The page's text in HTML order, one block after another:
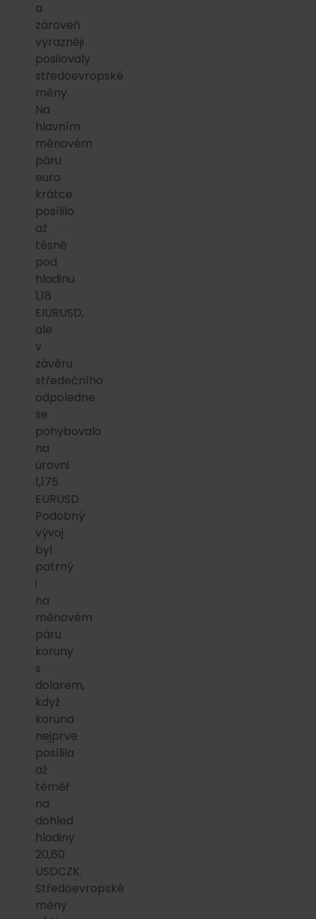
a
zároveň
výrazněji
posilovaly
středoevropské
měny.
Na
hlavním
měnovém
páru
euro
krátce
posílilo
až
těsně
pod
hladinu
1,18
EIURUSD,
ale
v
závěru
středečního
odpoledne
se
pohybovalo
na
úrovni
1,175
EURUSD.
Podobný
vývoj
byl
patrný
i
na
měnovém
páru
koruny
s
dolarem,
když
koruna
nejprve
posílila
až
téměř
na
dohled
hladiny
20,60
USDCZK.
Středoevropské
měny